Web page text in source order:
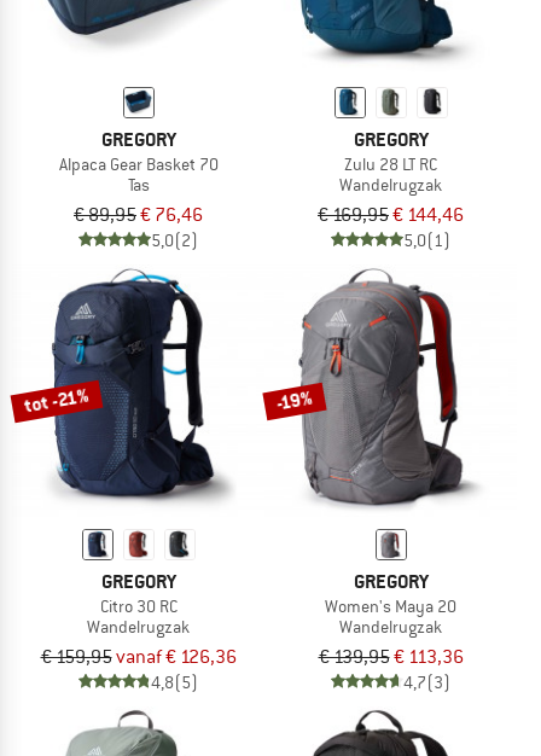
GREGORY
Alpaca Gear Basket 70
Tas
€ 89,95€ 76,46
5,0(2)
GREGORY
Zulu 28 LT RC
Wandelrugzak
€ 169,95€ 144,46
5,0(1)
tot -21%
GREGORY
Citro 30 RC
Wandelrugzak
€ 159,95vanaf € 126,36
4,8(5)
-19%
GREGORY
Women's Maya 20
Wandelrugzak
€ 139,95€ 113,36
4,7(3)